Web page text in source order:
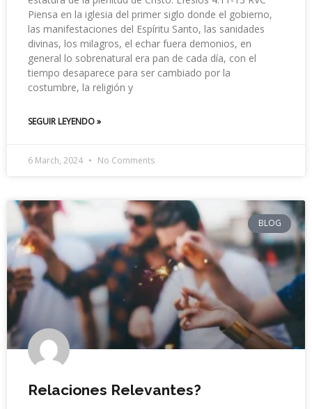
Piensa en la iglesia del primer siglo donde el gobierno,
las manifestaciones del Espíritu Santo, las sanidades
divinas, los milagros, el echar fuera demonios, en
general lo sobrenatural era pan de cada día, con el
tiempo desaparece para ser cambiado por la
costumbre, la religión y
SEGUIR LEYENDO »
6 March, 2024 No Comments
BLOG
Relaciones Relevantes?